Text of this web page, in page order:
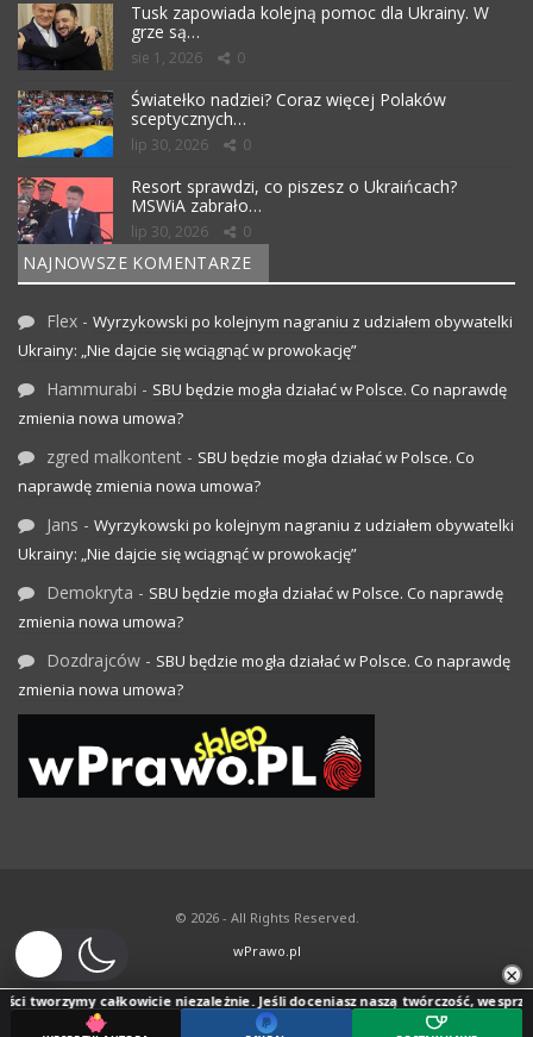
Tusk zapowiada kolejną pomoc dla Ukrainy. W
grze są…
sie 1, 2026 0
Światełko nadziei? Coraz więcej Polaków
sceptycznych…
lip 30, 2026 0
Resort sprawdzi, co piszesz o Ukraińcach?
MSWiA zabrało…
lip 30, 2026 0
NAJNOWSZE KOMENTARZE
Flex - Wyrzykowski po kolejnym nagraniu z udziałem obywatelki
Ukrainy: „Nie dajcie się wciągnąć w prowokację”
Hammurabi - SBU będzie mogła działać w Polsce. Co naprawdę
zmienia nowa umowa?
zgred malkontent - SBU będzie mogła działać w Polsce. Co
naprawdę zmienia nowa umowa?
Jans - Wyrzykowski po kolejnym nagraniu z udziałem obywatelki
Ukrainy: „Nie dajcie się wciągnąć w prowokację”
Demokryta - SBU będzie mogła działać w Polsce. Co naprawdę
zmienia nowa umowa?
Dozdrajców - SBU będzie mogła działać w Polsce. Co naprawdę
zmienia nowa umowa?
© 2026 - All Rights Reserved.
wPrawo.pl
×
tworzymy całkowicie niezależnie. Jeśli doceniasz naszą twórczość, wesprzyj